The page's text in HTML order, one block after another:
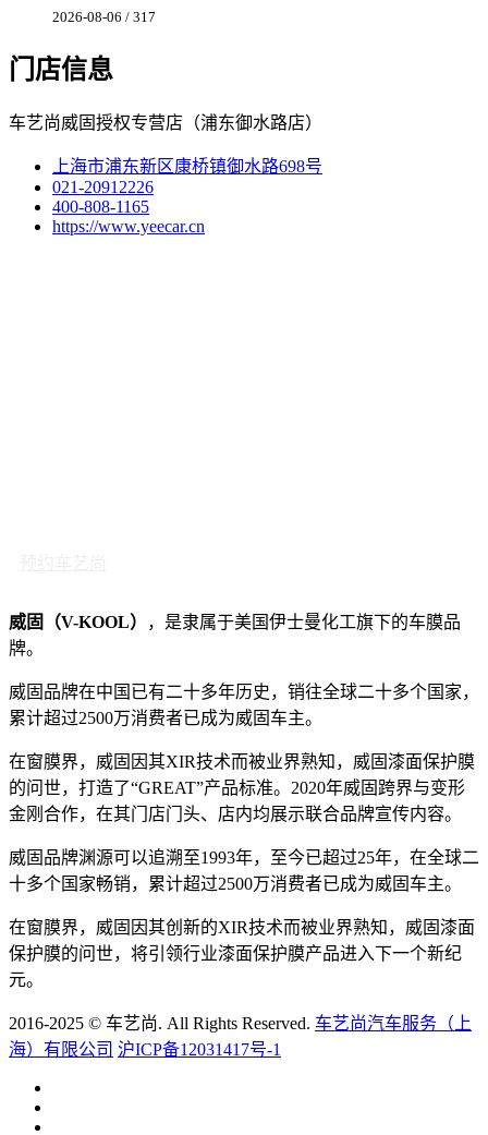
2026-08-06 / 317
门店信息
车艺尚威固授权专营店（浦东御水路店）
上海市浦东新区康桥镇御水路698号
021-20912226
400-808-1165
https://www.yeecar.cn
威固（V-KOOL）
，是隶属于美国伊士曼化工旗下的车膜品
牌。
威固品牌在中国已有二十多年历史，销往全球二十多个国家，
累计超过2500万消费者已成为威固车主。
在窗膜界，威固因其XIR技术而被业界熟知，威固漆面保护膜
的问世，打造了“GREAT”产品标准。2020年威固跨界与变形
金刚合作，在其门店门头、店内均展示联合品牌宣传内容。
威固品牌渊源可以追溯至1993年，至今已超过25年，在全球二
十多个国家畅销，累计超过2500万消费者已成为威固车主。
在窗膜界，威固因其创新的XIR技术而被业界熟知，威固漆面
保护膜的问世，将引领行业漆面保护膜产品进入下一个新纪
元。
2016-2025 © 车艺尚. All Rights Reserved. 车艺尚汽车服务（上
海）有限公司 沪ICP备12031417号-1